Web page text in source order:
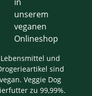
Lebensmittel und
sind
vegan. Veggie Dog
zu 99,99%.